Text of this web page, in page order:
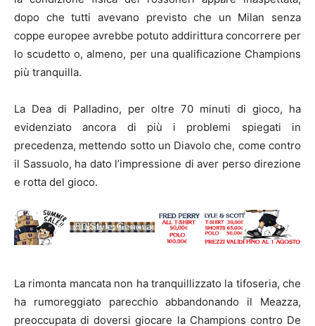
dopo che tutti avevano previsto che un Milan senza
coppe europee avrebbe potuto addirittura concorrere per
lo scudetto o, almeno, per una qualificazione Champions
più tranquilla.
La Dea di Palladino, per oltre 70 minuti di gioco, ha
evidenziato ancora di più i problemi spiegati in
precedenza, mettendo sotto un Diavolo che, come contro
il Sassuolo, ha dato l’impressione di aver perso direzione
e rotta del gioco.
La rimonta mancata non ha tranquillizzato la tifoseria, che
ha rumoreggiato parecchio abbandonando il Meazza,
preoccupata di doversi giocare la Champions contro De